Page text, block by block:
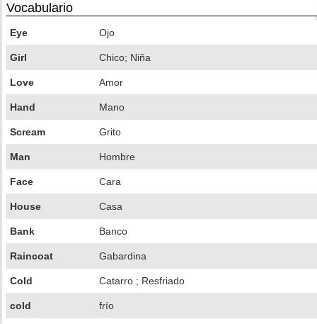
Vocabulario
Eye Ojo
Girl Chico; Niña
Love Amor
Hand Mano
Scream Grito
Man Hombre
Face Cara
House Casa
Bank Banco
Raincoat Gabardina
Cold Catarro ; Resfriado
cold frío